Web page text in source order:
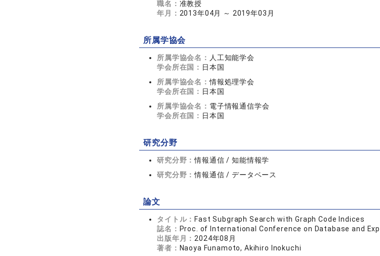
職名： 准教授
年月： 2013年04月 ～ 2019年03月
所属学協会
所属学協会名： 人工知能学会
学会所在国： 日本国
所属学協会名：情報処理学会
学会所在国： 日本国
所属学協会名： 電子情報通信学会
学会所在国： 日本国
研究分野
研究分野：情報通信 / 知能情報学
研究分野：情報通信 / データベース
論文
タイトル： Fast Subgraph Search with Graph Code Indices
誌名： Proc. of International Conference on Database and
出版年月： 2024年08月
著者： Naoya Funamoto, Akihiro Inokuchi